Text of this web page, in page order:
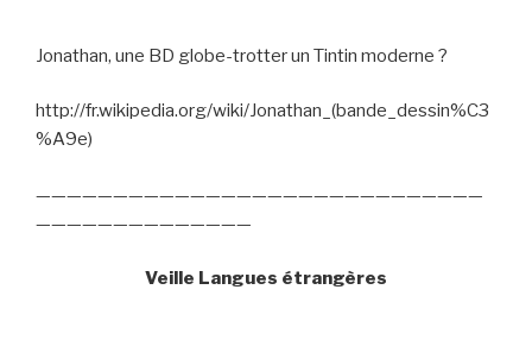
Jonathan, une BD globe-trotter un Tintin moderne ?
http://fr.wikipedia.org/wiki/Jonathan_(bande_dessin%C3
%A9e)
—————————————————————————————
——————————————
Veille Langues étrangères